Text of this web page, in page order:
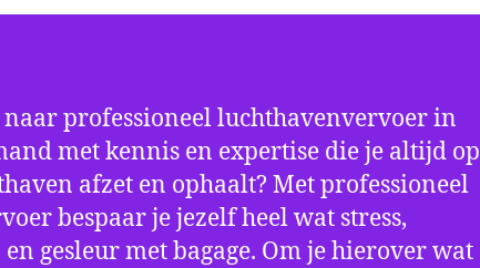
naar professioneel luchthavenvervoer in
met kennis en expertise die je altijd op
afzet en ophaalt? Met professioneel
bespaar je jezelf heel wat stress,
gesleur met bagage. Om je hierover wat